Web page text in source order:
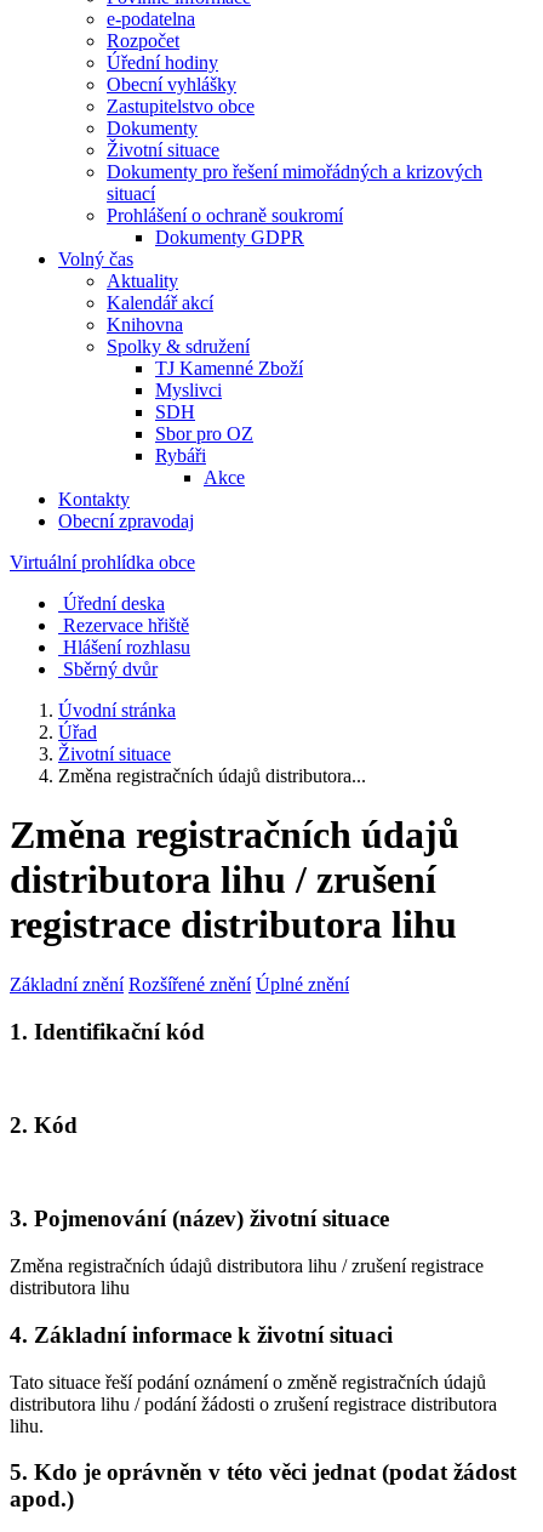
e-podatelna
Rozpočet
Úřední hodiny
Obecní vyhlášky
Zastupitelstvo obce
Dokumenty
Životní situace
Dokumenty pro řešení mimořádných a krizových
situací
Prohlášení o ochraně soukromí
Dokumenty GDPR
Volný čas
Aktuality
Kalendář akcí
Knihovna
Spolky & sdružení
TJ Kamenné Zboží
Myslivci
SDH
Sbor pro OZ
Rybáři
Akce
Kontakty
Obecní zpravodaj
Virtuální prohlídka obce
Úřední deska
Rezervace hřiště
Hlášení rozhlasu
Sběrný dvůr
Úvodní stránka
Úřad
Životní situace
Změna registračních údajů distributora...
Změna registračních údajů
distributora lihu / zrušení
registrace distributora lihu
Základní znění Rozšířené znění Úplné znění
1. Identifikační kód
2. Kód
3. Pojmenování (název) životní situace
Změna registračních údajů distributora lihu / zrušení registrace
distributora lihu
4. Základní informace k životní situaci
Tato situace řeší podání oznámení o změně registračních údajů
distributora lihu / podání žádosti o zrušení registrace distributora
lihu.
5. Kdo je oprávněn v této věci jednat (podat žádost
apod.)